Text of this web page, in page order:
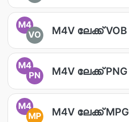
M4
VO
M4V ലേക്ക് VOB
M4
PN
M4V ലേക്ക് PNG
M4
MP
M4V ലേക്ക് MPG